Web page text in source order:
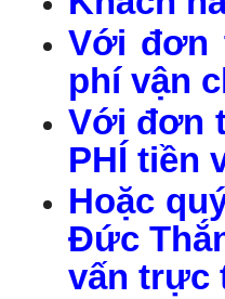
Với đơn
phí vận
Với đơn
PHÍ tiền
Hoặc
Đức
vấn trực